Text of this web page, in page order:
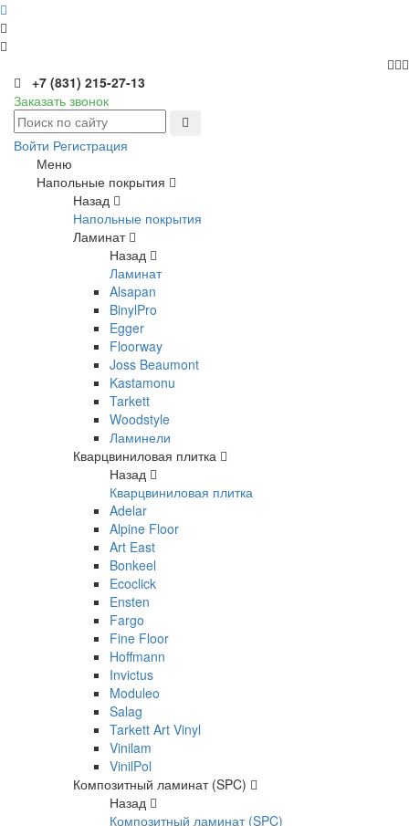
+7 (831) 215-27-13
Заказать звонок
Войти Регистрация
Меню
Напольные покрытия
Назад
Напольные покрытия
Ламинат
Назад
Ламинат
Alsapan
BinylPro
Egger
Floorway
Joss Beaumont
Kastamonu
Tarkett
Woodstyle
Ламинели
Кварцвиниловая плитка
Назад
Кварцвиниловая плитка
Adelar
Alpine Floor
Art East
Bonkeel
Ecoclick
Ensten
Fargo
Fine Floor
Hoffmann
Invictus
Moduleo
Salag
Tarkett Art Vinyl
Vinilam
VinilPol
Композитный ламинат (SPC)
Назад
Композитный ламинат (SPC)